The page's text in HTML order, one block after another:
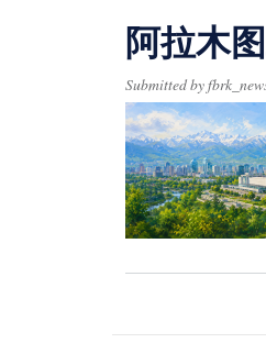
阿拉木
Submitted by